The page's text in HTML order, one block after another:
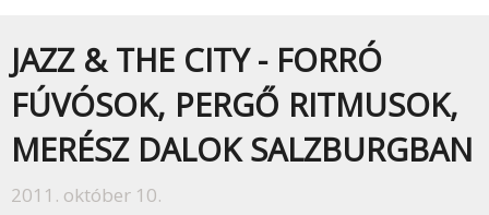
JAZZ & THE CITY - FORRÓ
FÚVÓSOK, PERGŐ RITMUSOK,
MERÉSZ DALOK SALZBURGBAN
2011. október 10.